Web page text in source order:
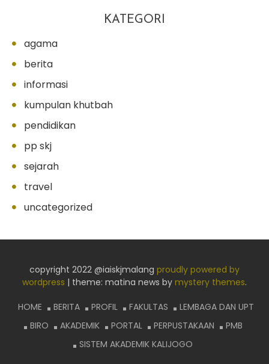
KATEGORI
agama
berita
informasi
kumpulan khutbah
pendidikan
pp skj
sejarah
travel
uncategorized
copyright 2022 @iaiskjmalang proudly powered by
wordpress | theme: matina news by mystery themes.
HOME BERITA PROFIL FAKULTAS
LEMBAGA DAN UPT
BIRO
AKADEMIK PORTAL PERPUSTAKAAN
PMB
SISTEM AKADEMIK KALIJOGO